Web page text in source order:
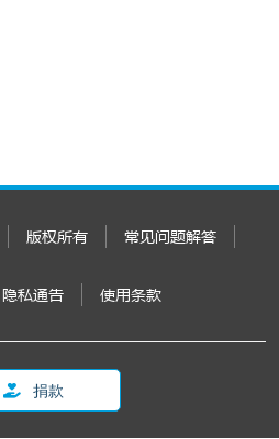
版权所有 常见问题解答
隐私通告 使用条款
捐款